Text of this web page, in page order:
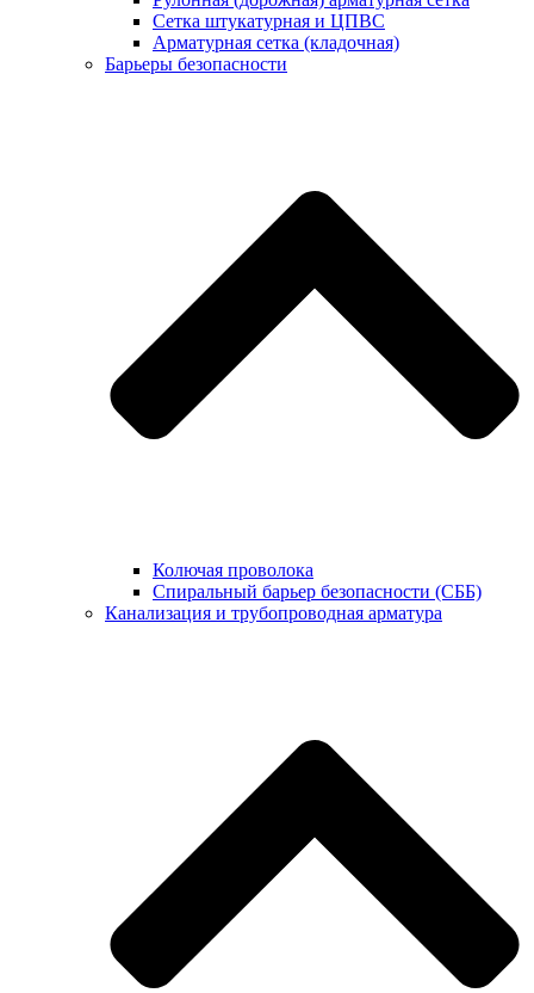
Сетка штукатурная и ЦПВС
Арматурная сетка (кладочная)
Барьеры безопасности
Колючая проволока
Спиральный барьер безопасности (СББ)
Канализация и трубопроводная арматура